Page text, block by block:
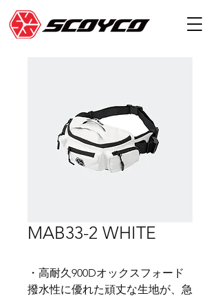
MAB33-2 WHITE
・高耐久900Dオックスフォード
撥水性に優れた頑丈な生地が、急